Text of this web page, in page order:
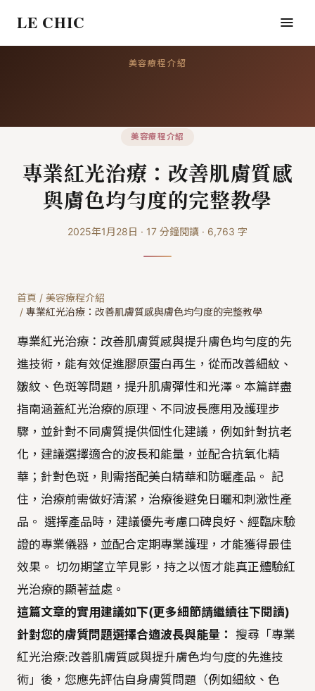
LE CHIC
美容療程介紹
美容療程介紹
專業紅光治療：改善肌膚質感
與膚色均勻度的完整教學
2025年1月28日 · 17 分鐘閱讀 · 6,763 字
首頁 / 美容療程介紹
/ 專業紅光治療：改善肌膚質感與膚色均勻度的完整教學
專業紅光治療：改善肌膚質感與提升膚色均勻度的先
進技術，能有效促進膠原蛋白再生，從而改善細紋、
皺紋、色斑等問題，提升肌膚彈性和光澤。本篇詳盡
指南涵蓋紅光治療的原理、不同波長應用及護理步
驟，並針對不同膚質提供個性化建議，例如針對抗老
化，建議選擇適合的波長和能量，並配合抗氧化精
華；針對色斑，則需搭配美白精華和防曬產品。 記
住，治療前需做好清潔，治療後避免日曬和刺激性產
品。 選擇產品時，建議優先考慮口碑良好、經臨床驗
證的專業儀器，並配合定期專業護理，才能獲得最佳
效果。 切勿期望立竿見影，持之以恆才能真正體驗紅
光治療的顯著益處。
這篇文章的實用建議如下(更多細節請繼續往下閱讀)
針對您的膚質問題選擇合適波長與能量：
搜尋「專業
紅光治療:改善肌膚質感與提升膚色均勻度的先進技
術」後，您應先評估自身膚質問題（例如細紋、色